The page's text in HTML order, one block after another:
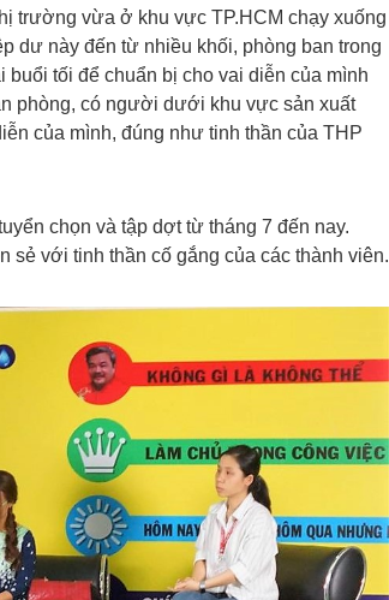
trường vừa ở khu vực TP.HCM chạy xuống
dư này đến từ nhiều khối, phòng ban trong
tối để chuẩn bị cho vai diễn của mình
phòng, có người dưới khu vực sản xuất
của mình, đúng như tinh thần của THP
chọn và tập dợt từ tháng 7 đến nay.
sẻ với tinh thần cố gắng của các thành viên.